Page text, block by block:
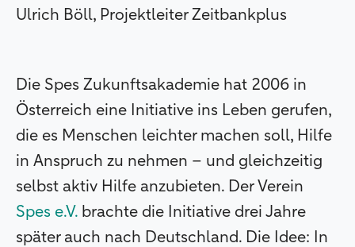
Ulrich Böll, Projektleiter Zeitbankplus
Die Spes Zukunftsakademie hat 2006 in
Österreich eine Initiative ins Leben gerufen,
die es Menschen leichter machen soll, Hilfe
in Anspruch zu nehmen – und gleichzeitig
selbst aktiv Hilfe anzubieten. Der Verein
Spes e.V. brachte die Initiative drei Jahre
später auch nach Deutschland. Die Idee: In